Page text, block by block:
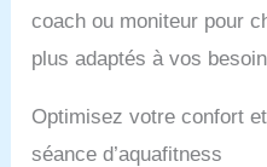
coach ou moniteur pour
plus adaptés à vos
Optimisez votre confort
séance d’aquafitness